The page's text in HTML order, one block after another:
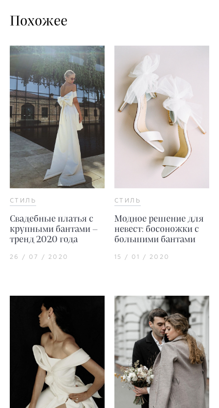
Похожее
СТИЛЬ
Свадебные платья с
крупными бантами –
тренд 2020 года
26 / 07 / 2020
СТИЛЬ
Модное решение для
невест: босоножки с
большими бантами
15 / 01 / 2020